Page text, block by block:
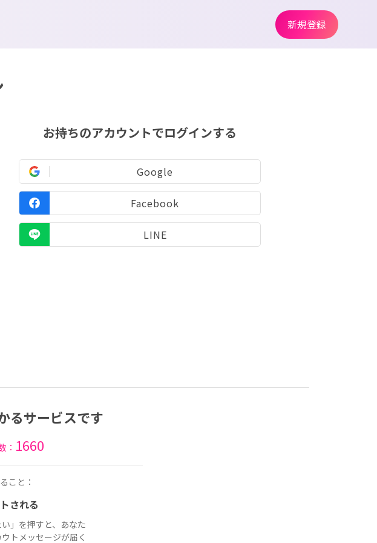
お持ちのアカウントでログインする
Google
Facebook
LINE
るサービスです
： 1660
こと：
される
」を押すと、あなた
トメッセージが届く
新規登録